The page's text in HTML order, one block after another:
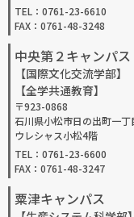
TEL：0761-23-6610
FAX：0761-48-3248
中央第２キャンパス
【国際文化交流学部】
【全学共通教育】
〒923-0868
石川県小松市日の出町一
ウレシャス小松4階
TEL：0761-23-6600
FAX：0761-48-3247
粟津キャンパス